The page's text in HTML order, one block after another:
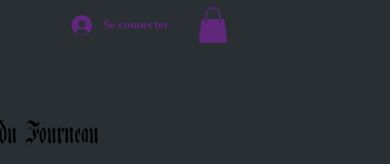
Se connecter
Fourneau